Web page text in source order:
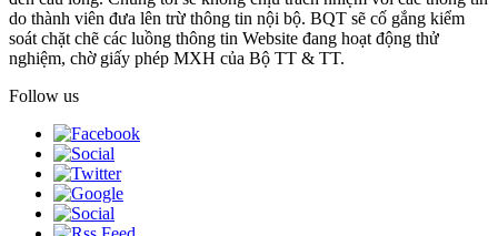
do thành viên đưa lên trừ thông tin nội bộ. BQT sẽ cố gắng kiểm
soát chặt chẽ các luồng thông tin Website đang hoạt động thử
nghiệm, chờ giấy phép MXH của Bộ TT & TT.
Follow us